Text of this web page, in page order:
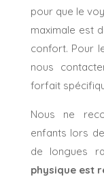
pour que le
maximale est
confort. Pour
nous
forfait
Nous ne
enfants lors
de longues
physique est